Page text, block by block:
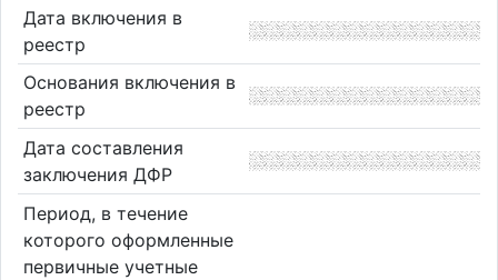
Дата включения в
реестр
Основания включения в
реестр
Дата составления
заключения ДФР
Период, в течение
которого оформленные
первичные учетные